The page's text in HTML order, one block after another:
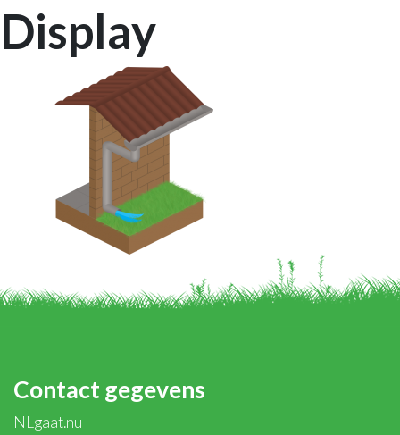
Display
Contact gegevens
NLgaat.nu